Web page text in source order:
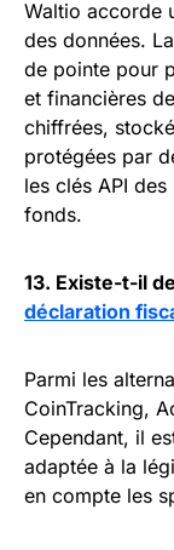
Waltio accorde
des données.
de pointe pour
et financières
chiffrées,
protégées par
les clés API des
fonds.
13. Existe-t-il
déclaration
Parmi les
CoinTracking,
Cependant, il
adaptée à la
en compte les